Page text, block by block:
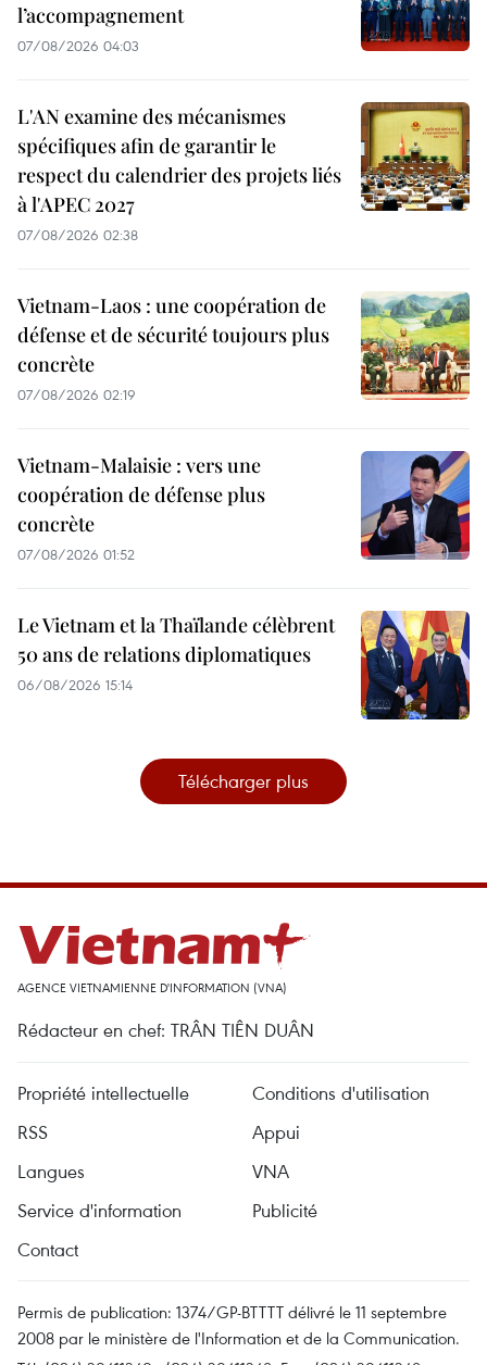
l’accompagnement
07/08/2026 04:03
L'AN examine des mécanismes
spécifiques afin de garantir le
respect du calendrier des projets liés
à l'APEC 2027
07/08/2026 02:38
Vietnam-Laos : une coopération de
défense et de sécurité toujours plus
concrète
07/08/2026 02:19
Vietnam-Malaisie : vers une
coopération de défense plus
concrète
07/08/2026 01:52
Le Vietnam et la Thaïlande célèbrent
50 ans de relations diplomatiques
06/08/2026 15:14
Télécharger plus
AGENCE VIETNAMIENNE D'INFORMATION (VNA)
Rédacteur en chef: TRÂN TIÊN DUÂN
Propriété intellectuelle
Conditions d'utilisation
RSS
Appui
Langues
VNA
Service d'information
Publicité
Contact
Permis de publication: 1374/GP-BTTTT délivré le 11 septembre
2008 par le ministère de l'Information et de la Communication.